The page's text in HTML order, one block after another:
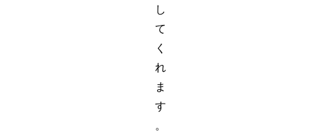
し
て
く
れ
ま
す
。